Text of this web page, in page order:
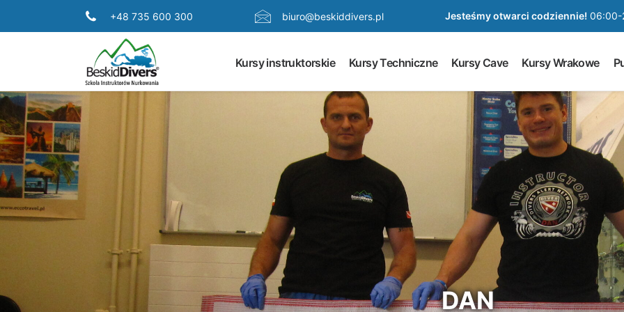
+48 735 600 300 biuro@beskiddivers.pl Jesteśmy otwarci codziennie! 06:00-
Kursy instruktorskie Kursy Techniczne Kursy Cave Kursy Wrakowe
DAN